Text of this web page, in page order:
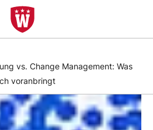
vs. Change Management: Was
voranbringt